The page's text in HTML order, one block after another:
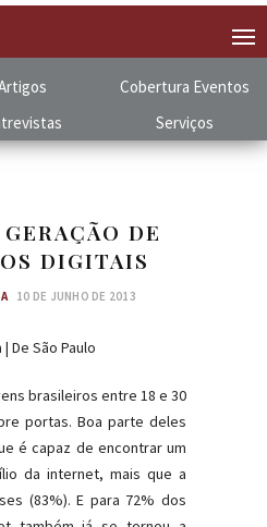
Cobertura Eventos
Serviços
DE
DIGITAIS
10 DE JUNHO DE 2013
De São Paulo
brasileiros entre 18 e 30
portas. Boa parte deles
é capaz de encontrar um
da internet, mais que a
(83%). E para 72% dos